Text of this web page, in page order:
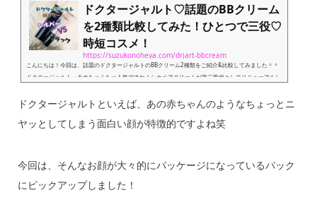
ドクタージャルト♡話題のBBクリーム
を2種類比較してみた！ひとつで三役♡
時短コスメ！
https://suzukonoheya.com/drjart-bbcream
こんにちは！今回は、話題のドクタージャルトのBBクリーム2種類をご紹介&比較してみました＾＾
ドクタージャルト、今めちゃくちゃ人気ですね！シカペアクリームが第二世代としてリニューアルし
するBBクリームですが、ドクタージャルトからは4種類発売されています＾＾その中から、人気の高
色味の比較もしていきたいと思いま...
ドクタージャルトといえば、あの赤ちゃんのようなちょっとニ
ヤッとしてしまう面白い顔が特徴的ですよね笑
今回は、そんなお顔が大々的にパッケージになっているパック
にピックアップしました！